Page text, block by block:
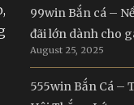
99win Bắn cá –
đãi lớn dành cho
August 25, 2025
555win Bắn Cá –